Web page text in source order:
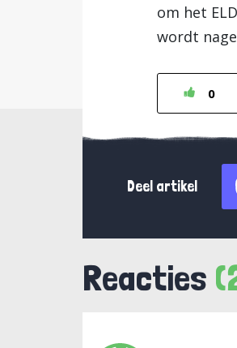
om het
wordt
0
Deel artikel
Reacties